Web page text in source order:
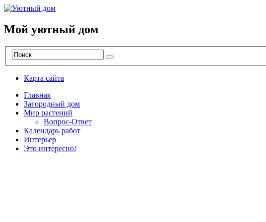
Мой уютный дом
Карта сайта
Главная
Загородный дом
Мир растений
Вопрос-Ответ
Календарь работ
Интерьер
Это интересно!